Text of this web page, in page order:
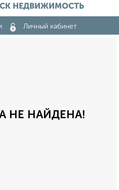
НЕДВИЖИМОСТЬ
Личный кабинет
НЕ НАЙДЕНА!